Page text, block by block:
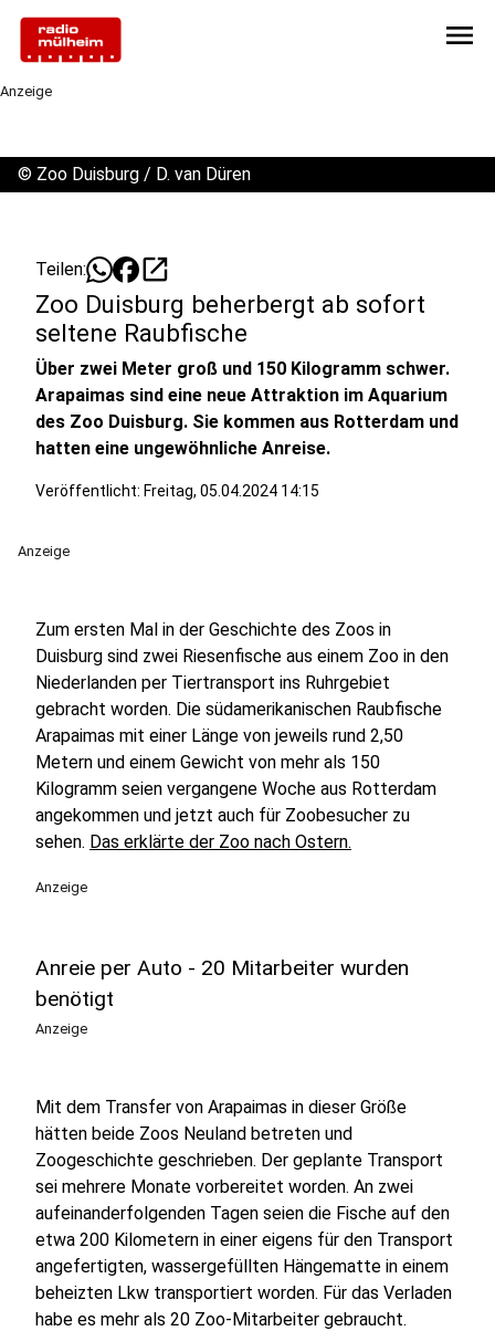
menu
Anzeige
© Zoo Duisburg / D. van Düren
Teilen: open_in_new
Zoo Duisburg beherbergt ab sofort
seltene Raubfische
Über zwei Meter groß und 150 Kilogramm schwer.
Arapaimas sind eine neue Attraktion im Aquarium
des Zoo Duisburg. Sie kommen aus Rotterdam und
hatten eine ungewöhnliche Anreise.
Veröffentlicht: Freitag, 05.04.2024 14:15
Anzeige
Zum ersten Mal in der Geschichte des Zoos in
Duisburg sind zwei Riesenfische aus einem Zoo in den
Niederlanden per Tiertransport ins Ruhrgebiet
gebracht worden. Die südamerikanischen Raubfische
Arapaimas mit einer Länge von jeweils rund 2,50
Metern und einem Gewicht von mehr als 150
Kilogramm seien vergangene Woche aus Rotterdam
angekommen und jetzt auch für Zoobesucher zu
sehen. Das erklärte der Zoo nach Ostern.
Anzeige
Anreie per Auto - 20 Mitarbeiter wurden
benötigt
Anzeige
Mit dem Transfer von Arapaimas in dieser Größe
hätten beide Zoos Neuland betreten und
Zoogeschichte geschrieben. Der geplante Transport
sei mehrere Monate vorbereitet worden. An zwei
aufeinanderfolgenden Tagen seien die Fische auf den
etwa 200 Kilometern in einer eigens für den Transport
angefertigten, wassergefüllten Hängematte in einem
beheizten Lkw transportiert worden. Für das Verladen
habe es mehr als 20 Zoo-Mitarbeiter gebraucht.